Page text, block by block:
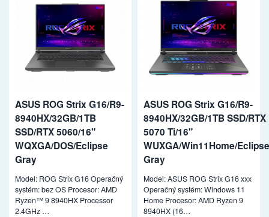
ASUS ROG Strix G16/R9-
8940HX/32GB/1TB
SSD/RTX 5060/16"
WQXGA/DOS/Eclipse
Gray
Model: ROG Strix G16 Operačný
systém: bez OS Procesor: AMD
Ryzen™ 9 8940HX Processor
2.4GHz …
ASUS ROG Strix G16/R9-
8940HX/32GB/1TB SSD/RTX
5070 Ti/16"
WUXGA/Win11Home/
Gray
Model: ASUS ROG Strix G16 xxx
Operačný systém: Windows 11
Home Procesor: AMD Ryzen 9
8940HX (16…